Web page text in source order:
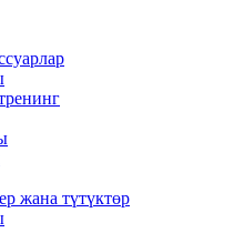
жана түтүктөр